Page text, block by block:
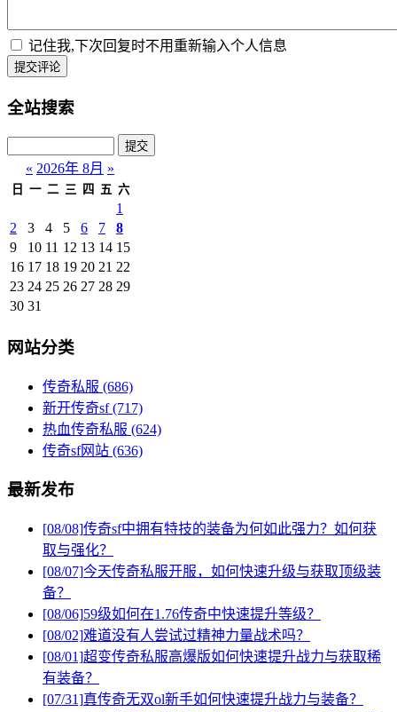
记住我,下次回复时不用重新输入个人信息
提交评论
全站搜索
« 2026年 8月 »
日 一 二 三 四 五 六
1
2
3 4 5 6 7
8
9
10 11 12 13 14 15
16 17 18 19 20 21 22
23 24 25 26 27 28 29
30 31
网站分类
传奇私服 (686)
新开传奇sf(717)
热血传奇私服 (624)
传奇sf网站 (636)
最新发布
[08/08]传奇sf中拥有特技的装备为何如此强力？如何获
取与强化？
[08/07]今天传奇私服开服，如何快速升级与获取顶级装
备？
[08/06]59级如何在1.76传奇中快速提升等级？
[08/02]难道没有人尝试过精神力量战术吗？
[08/01]超变传奇私服高爆版如何快速提升战力与获取稀
有装备？
[07/31]真传奇无双ol新手如何快速提升战力与装备？